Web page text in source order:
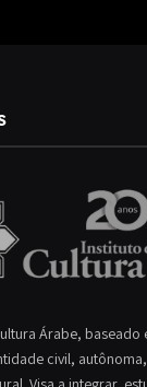
Árabe, baseado
civil,